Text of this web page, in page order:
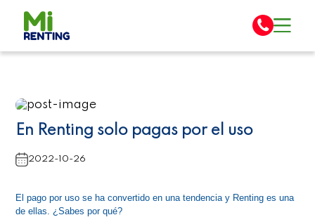
En Renting solo pagas por el uso
2022-10-26
El pago por uso se ha convertido en una tendencia y Renting es una
de ellas. ¿Sabes por qué?